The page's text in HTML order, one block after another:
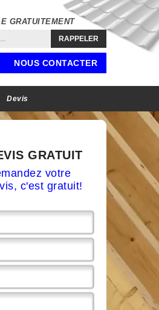
GRATUITEMENT
NOUS CONTACTER
Devis
GRATUIT
votre
c'est gratuit!